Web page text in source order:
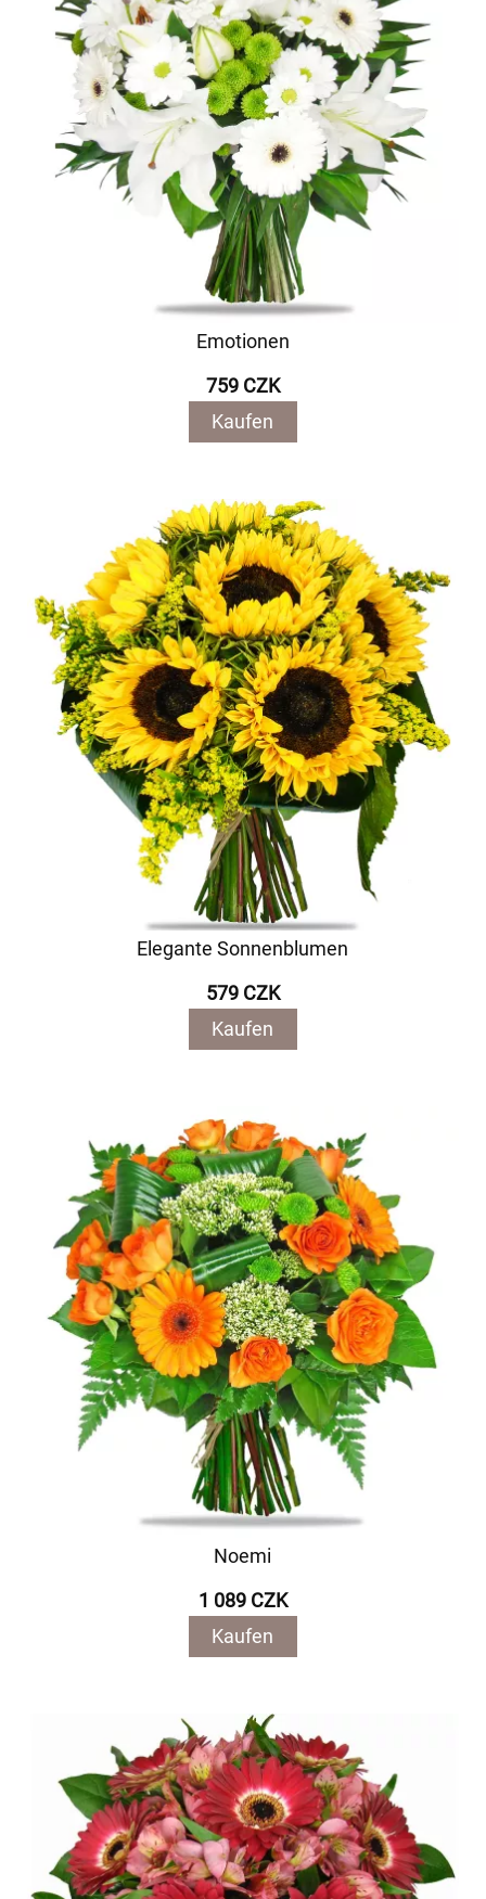
Emotionen
759 CZK
Kaufen
Elegante Sonnenblumen
579 CZK
Kaufen
Noemi
1 089 CZK
Kaufen